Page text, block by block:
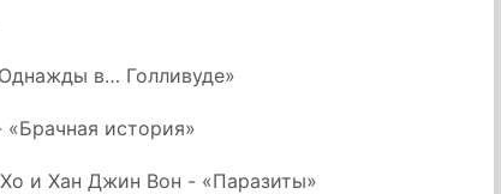
в… Голливуде»
история»
и Хан Джин Вон - «Паразиты»